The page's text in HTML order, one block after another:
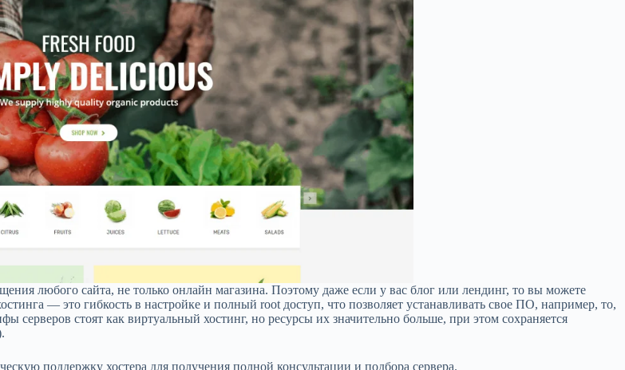
любого сайта, не только онлайн магазина. Поэтому даже если у вас блог или лендинг, то вы можете
— это гибкость в настройке и полный root доступ, что позволяет устанавливать свое ПО, например, то,
стоят как виртуальный хостинг, но ресурсы их значительно больше, при этом сохраняется
поддержку хостера для получения полной консультации и подбора сервера.